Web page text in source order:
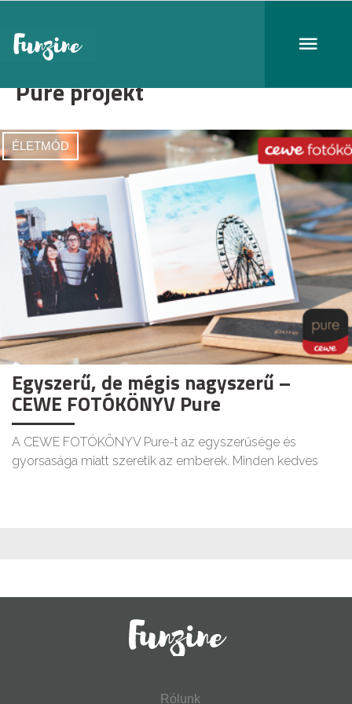
Pure projekt
ÉLETMÓD
Egyszerű, de mégis nagyszerű –
CEWE FOTÓKÖNYV Pure
A CEWE FOTÓKÖNYV Pure-t az egyszerűsége és
gyorsasága miatt szeretik az emberek. Minden kedves
Rólunk